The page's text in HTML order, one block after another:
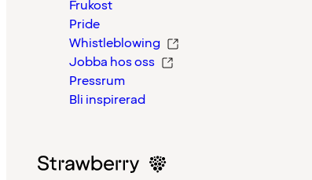
Frukost
Pride
Whistleblowing
Jobba hos oss
Pressrum
Bli inspirerad